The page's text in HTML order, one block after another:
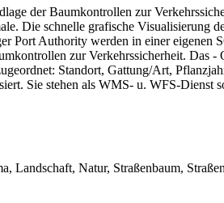
der Baumkontrollen zur
Die schnelle grafische Visualisierung
Port Authority werden in einer eigenen
zur Verkehrssicherheit. Das -
Standort, Gattung/Art,
Sie stehen als WMS- u. WFS-Dienst
Natur, Straßenbaum,